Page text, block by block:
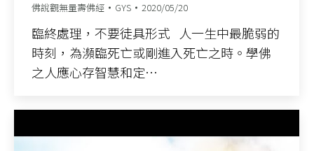
佛說觀無量壽佛經 GYS 2020/05/20
臨終處理，不要徒具形式 人一生中最脆弱的
時刻，為瀕臨死亡或剛進入死亡之時。學佛
之人應心存智慧和定…